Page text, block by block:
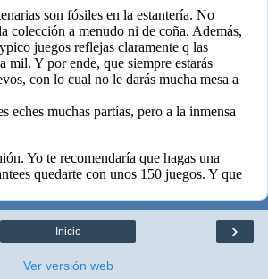
›
Inicio
Ver versión web